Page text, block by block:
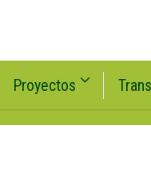
Proyectos